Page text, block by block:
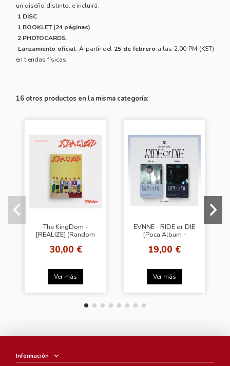
un diseño distinto, e incluirá:
1 DISC
1 BOOKLET (24 páginas)
2 PHOTOCARDS.
Lanzamiento oficial: A partir del 25 de febrero a las 2:00 PM (KST)
en tiendas físicas.
16 otros productos en la misma categoría:
The KingDom -
[REALIZE] (Random
30,00 €
Ver más
EVNNE - RIDE or DIE
[Poca Album -
19,00 €
Ver más
Información